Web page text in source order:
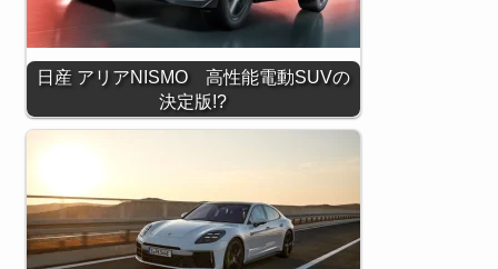
日産 アリアNISMO 高性能電動SUVの
決定版!?